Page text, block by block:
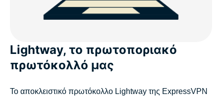
Lightway, το πρωτοποριακό
πρωτόκολλό μας
Το αποκλειστικό πρωτόκολλο Lightway της ExpressVPN